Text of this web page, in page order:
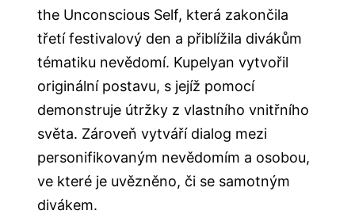
the Unconscious Self, která zakončila
třetí festivalový den a přiblížila divákům
tématiku nevědomí. Kupelyan vytvořil
originální postavu, s jejíž pomocí
demonstruje útržky z vlastního vnitřního
světa. Zároveň vytváří dialog mezi
personifikovaným nevědomím a osobou,
ve které je uvězněno, či se samotným
divákem.